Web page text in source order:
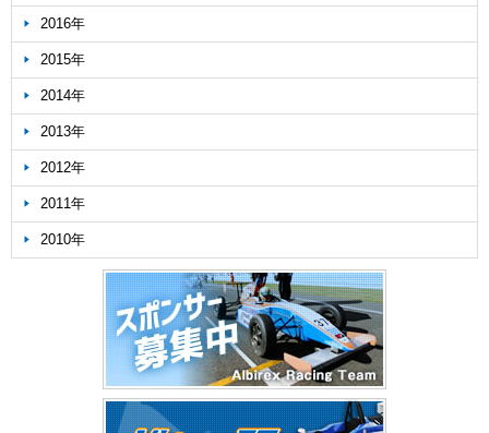
2016年
2015年
2014年
2013年
2012年
2011年
2010年